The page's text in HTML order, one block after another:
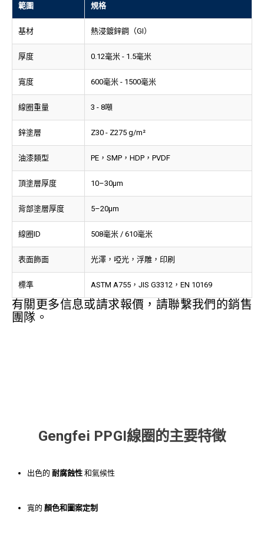
範圍 規格
基材 熱浸鍍鋅鋼（GI）
厚度 0.12毫米 - 1.5毫米
寬度 600毫米 - 1500毫米
線圈重量 3 - 8噸
鋅塗層 Z30 - Z275 g/m²
油漆類型 PE，SMP，HDP，PVDF
頂塗層厚度 10–30μm
背部塗層厚度 5–20μm
線圈ID 508毫米 / 610毫米
表面飾面 光澤，啞光，浮雕，印刷
標準 ASTM A755，JIS G3312，EN 10169
有關更多信息或請求報價，請聯繫我們的銷售
團隊。
Gengfei PPGI線圈的主要特徵
出色的 耐腐蝕性 和氣候性
寬的 顏色和圖案定制